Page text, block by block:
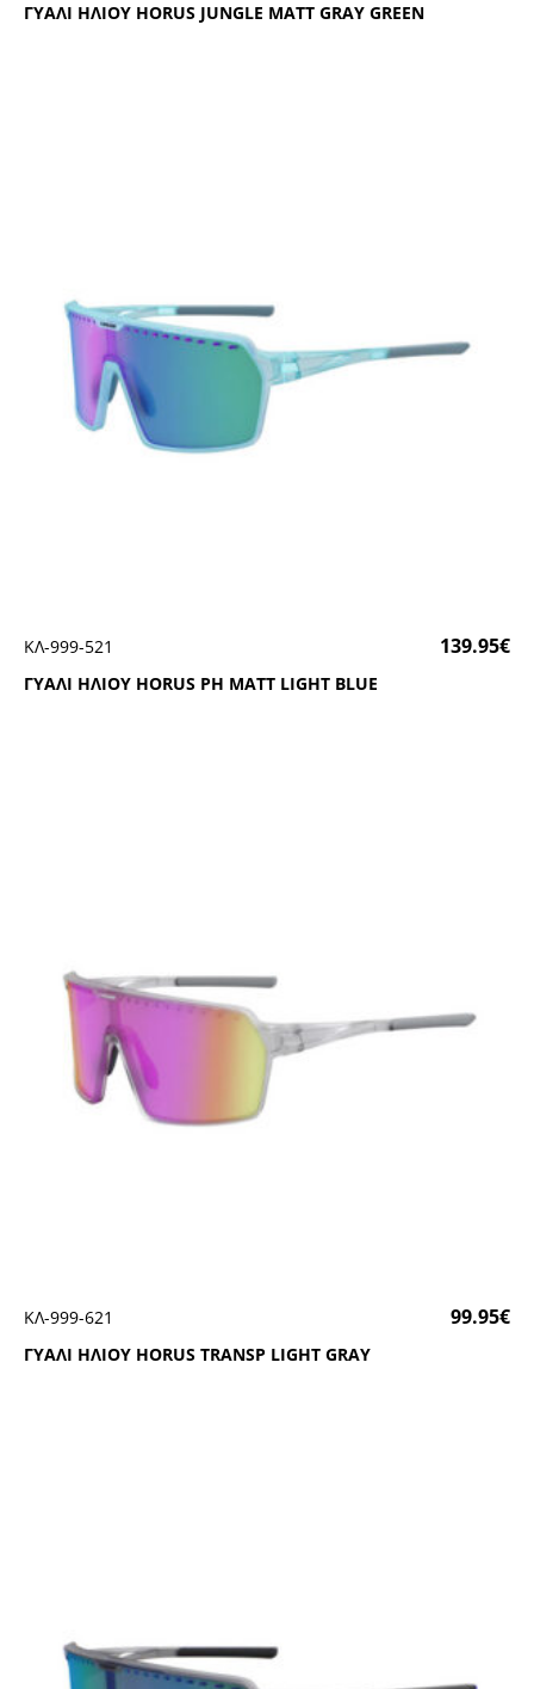
ΓΥΑΛΙ ΗΛΙΟΥ ΗΟRUS JUΝGLΕ ΜΑΤΤ GRΑΥ GRΕΕΝ
ΓΥΑΛΙ ΗΛΙΟΥ ΗΟRUS ΡΗ ΜΑΤΤ LΙGΗΤ ΒLUΕ
ΚΛ-999-521 139.95€
ΓΥΑΛΙ ΗΛΙΟΥ ΗΟRUS ΤRΑΝSΡ LΙGΗΤ GRΑΥ
ΚΛ-999-621 99.95€